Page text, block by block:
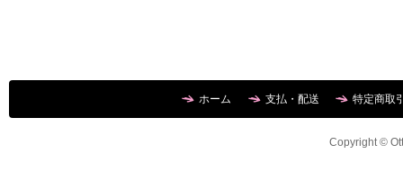
ホーム 支払・配送 特定商取
Copyright ©